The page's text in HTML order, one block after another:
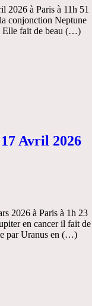
2026 à Paris à 11h 51
conjonction Neptune
Elle fait de beau (…)
Avril 2026
2026 à Paris à 1h 23
en cancer il fait de
par Uranus en (…)